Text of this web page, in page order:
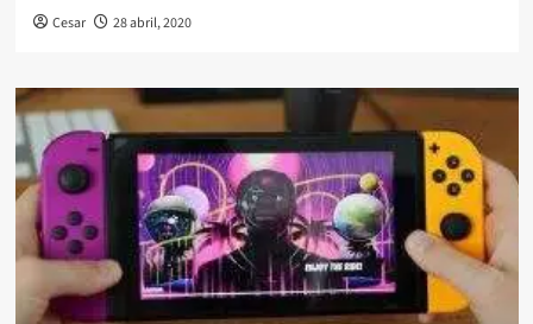
Cesar 28 abril, 2020